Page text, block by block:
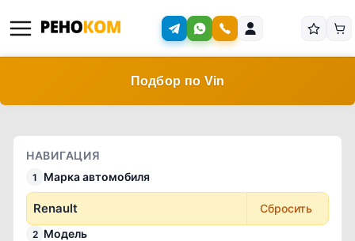
Подбор по Vin
НАВИГАЦИЯ
1 Марка автомобиля
Renault Сбросить
2 Модель